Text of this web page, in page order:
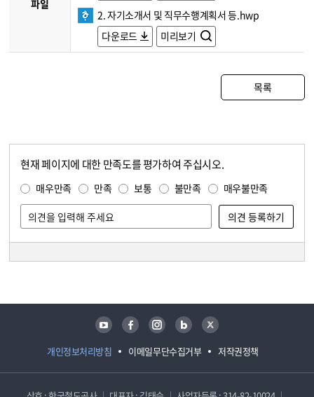
파일
2. 자기소개서 및 직무수행계획서 등.hwp
다운로드
미리보기
목록
현재 페이지에 대한 만족도를 평가하여 주십시오.
매우만족 만족 보통 불만족 매우불만족
개인정보처리방침 이메일무단수집거부 저작권정책
유튜브 페이스북 인스타그램 블로그 트위터